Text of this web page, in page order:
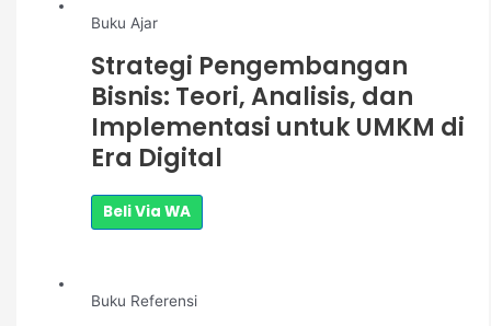
Buku Ajar
Strategi Pengembangan
Bisnis: Teori, Analisis, dan
Implementasi untuk UMKM di
Era Digital
Beli Via WA
Buku Referensi